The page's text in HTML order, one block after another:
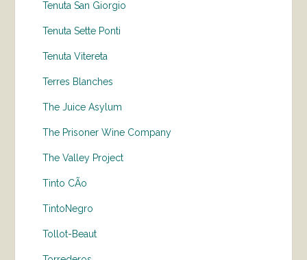
Tenuta San Giorgio
Tenuta Sette Ponti
Tenuta Vitereta
Terres Blanches
The Juice Asylum
The Prisoner Wine Company
The Valley Project
Tinto CÃo
TintoNegro
Tollot-Beaut